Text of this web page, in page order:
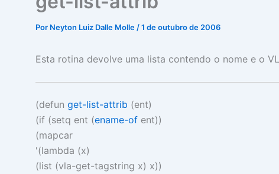
Por Neyton Luiz Dalle Molle /1 de outubro de 2006
Esta rotina devolve uma lista contendo o nome e o
(defun get-list-attrib (ent)
(if (setq ent (ename-of ent))
(mapcar
'(lambda (x)
(list (vla-get-tagstring x) x))